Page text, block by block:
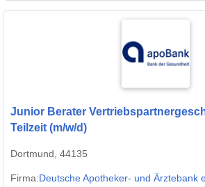
Junior Berater
Teilzeit (m/w/d)
Dortmund, 44135
Firma:Deutsche Apotheker- und Ärztebank